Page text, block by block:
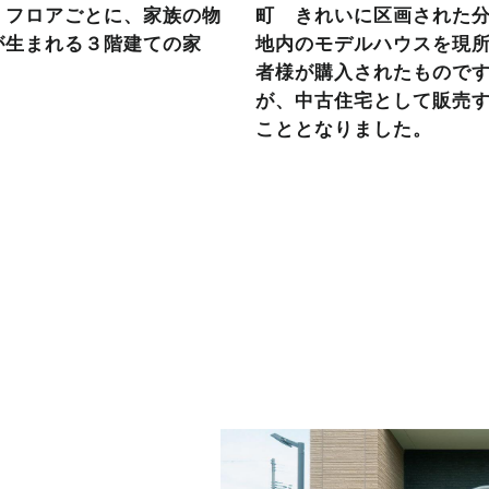
ロアごとに、家族の物
生まれる３階建ての家
町 きれいに区画された
地内のモデルハウスを現
者様が購入されたもので
が、中古住宅として販売
こととなりました。